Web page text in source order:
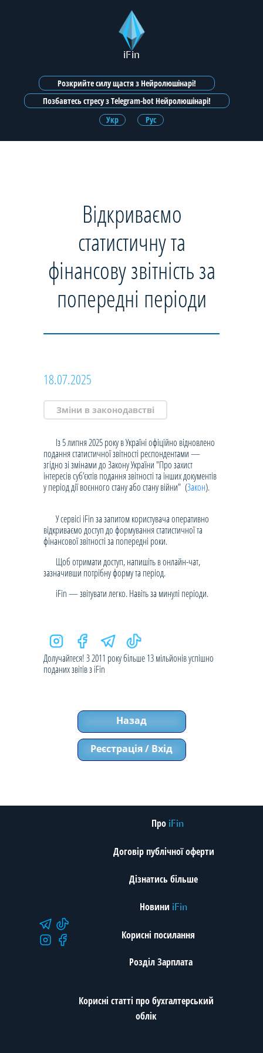
iFin
Розкрийте силу щастя з Нейролюшінарі!
Позбавтесь стресу з Telegram-bot Нейролюшінарі!
Укр
Рус
Відкриваємо
статистичну та
фінансову звітність за
попередні періоди
18.07.2025
Зміни в законодавстві
Із 5 липня 2025 року в Україні офіційно відновлено
подання статистичної звітності респондентами —
згідно зі змінами до Закону України "Про захист
інтересів суб’єктів подання звітності та інших документів
у період дії воєнного стану або стану війни" (Закон).
У сервісі iFin за запитом користувача оперативно
відкриваємо доступ до формування статистичної та
фінансової звітності за попередні роки.
Щоб отримати доступ, напишіть в онлайн-чат,
зазначивши потрібну форму та період.
iFin — звітувати легко. Навіть за минулі періоди.
Долучайтеся! З 2011 року більше 13 мільйонів успішно
поданих звітів з iFin
Назад
Реєстрація / Вхід
Про iFin
Договір публічної оферти
Дізнатись більше
Новини iFin
Корисні посилання
Розділ Зарплата
Корисні статті про бухгалтерський
облік